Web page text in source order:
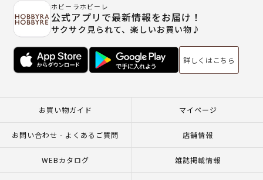
ホビーラホビーレ
公式アプリで最新情報をお届け！
サクサク見られて、楽しいお買い物♪
詳しくはこちら
お買い物ガイド マイページ
お問い合わせ - よくあるご質問 店舗情報
WEBカタログ 雑誌掲載情報